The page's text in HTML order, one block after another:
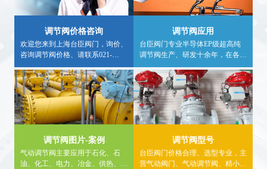
调节阀价格咨询
欢迎您来到上海台臣阀门，询价、
咨询调节阀价格、请联系021-
57562898、采购调节阀请认准台臣
牌，大量现货库存，非工作时间咨
询气动调节阀价格，请拨打24小时
热线电话15900840303。
调节阀应用
台臣阀门专业半导体EP级超高纯
调节阀生产、研发十余年，在各种
行业均有应用案例，欢迎广大用户
实地求证，详细调节阀应用行业信
息，请进入内站，看详情。
调节阀图片-案例
气动调节阀主要应用于石化、石
油、化工、电力、冶金、供热、食
调节阀型号
台臣阀门价格合理、选型专业，主
营气动阀门、气动调节阀、精小型